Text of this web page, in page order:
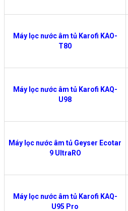
Máy lọc nước âm tủ Karofi KAO-
T80
Máy lọc nước âm tủ Karofi KAQ-
U98
Máy lọc nước âm tủ Geyser Ecotar
9 UltraRO
Máy lọc nước âm tủ Karofi KAQ-
U95 Pro